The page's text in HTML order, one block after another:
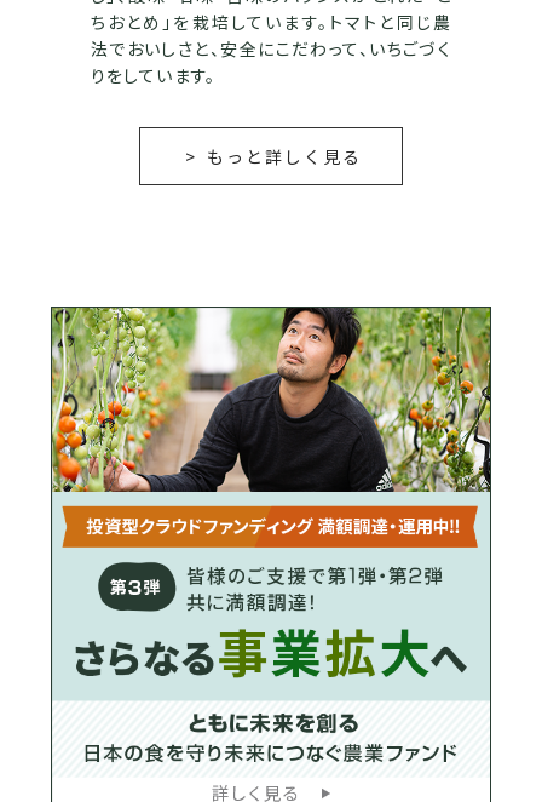
ちおとめ」を栽培しています。トマトと同じ農
法でおいしさと、安全にこだわって、いちごづく
りをしています。
もっと詳しく見る